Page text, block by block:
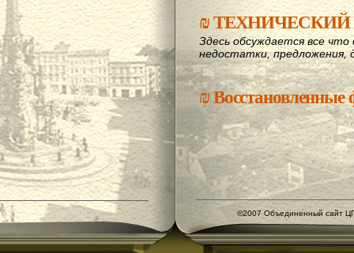
₪ТЕХНИЧЕСКИЙ
Здесь обсуждается все
недостатки, предложения,
₪
©2007 Объединенный сайт